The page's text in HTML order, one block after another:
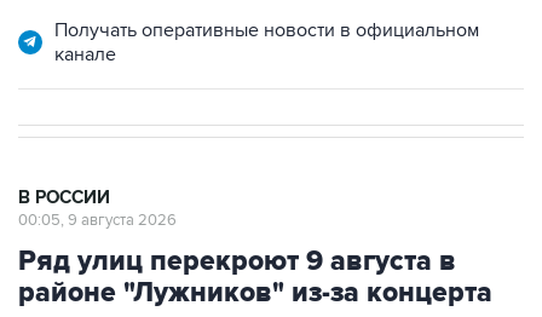
Получать оперативные новости в официальном
канале
В РОССИИ
00:05, 9 августа 2026
Ряд улиц перекроют 9 августа в
районе "Лужников" из-за концерта